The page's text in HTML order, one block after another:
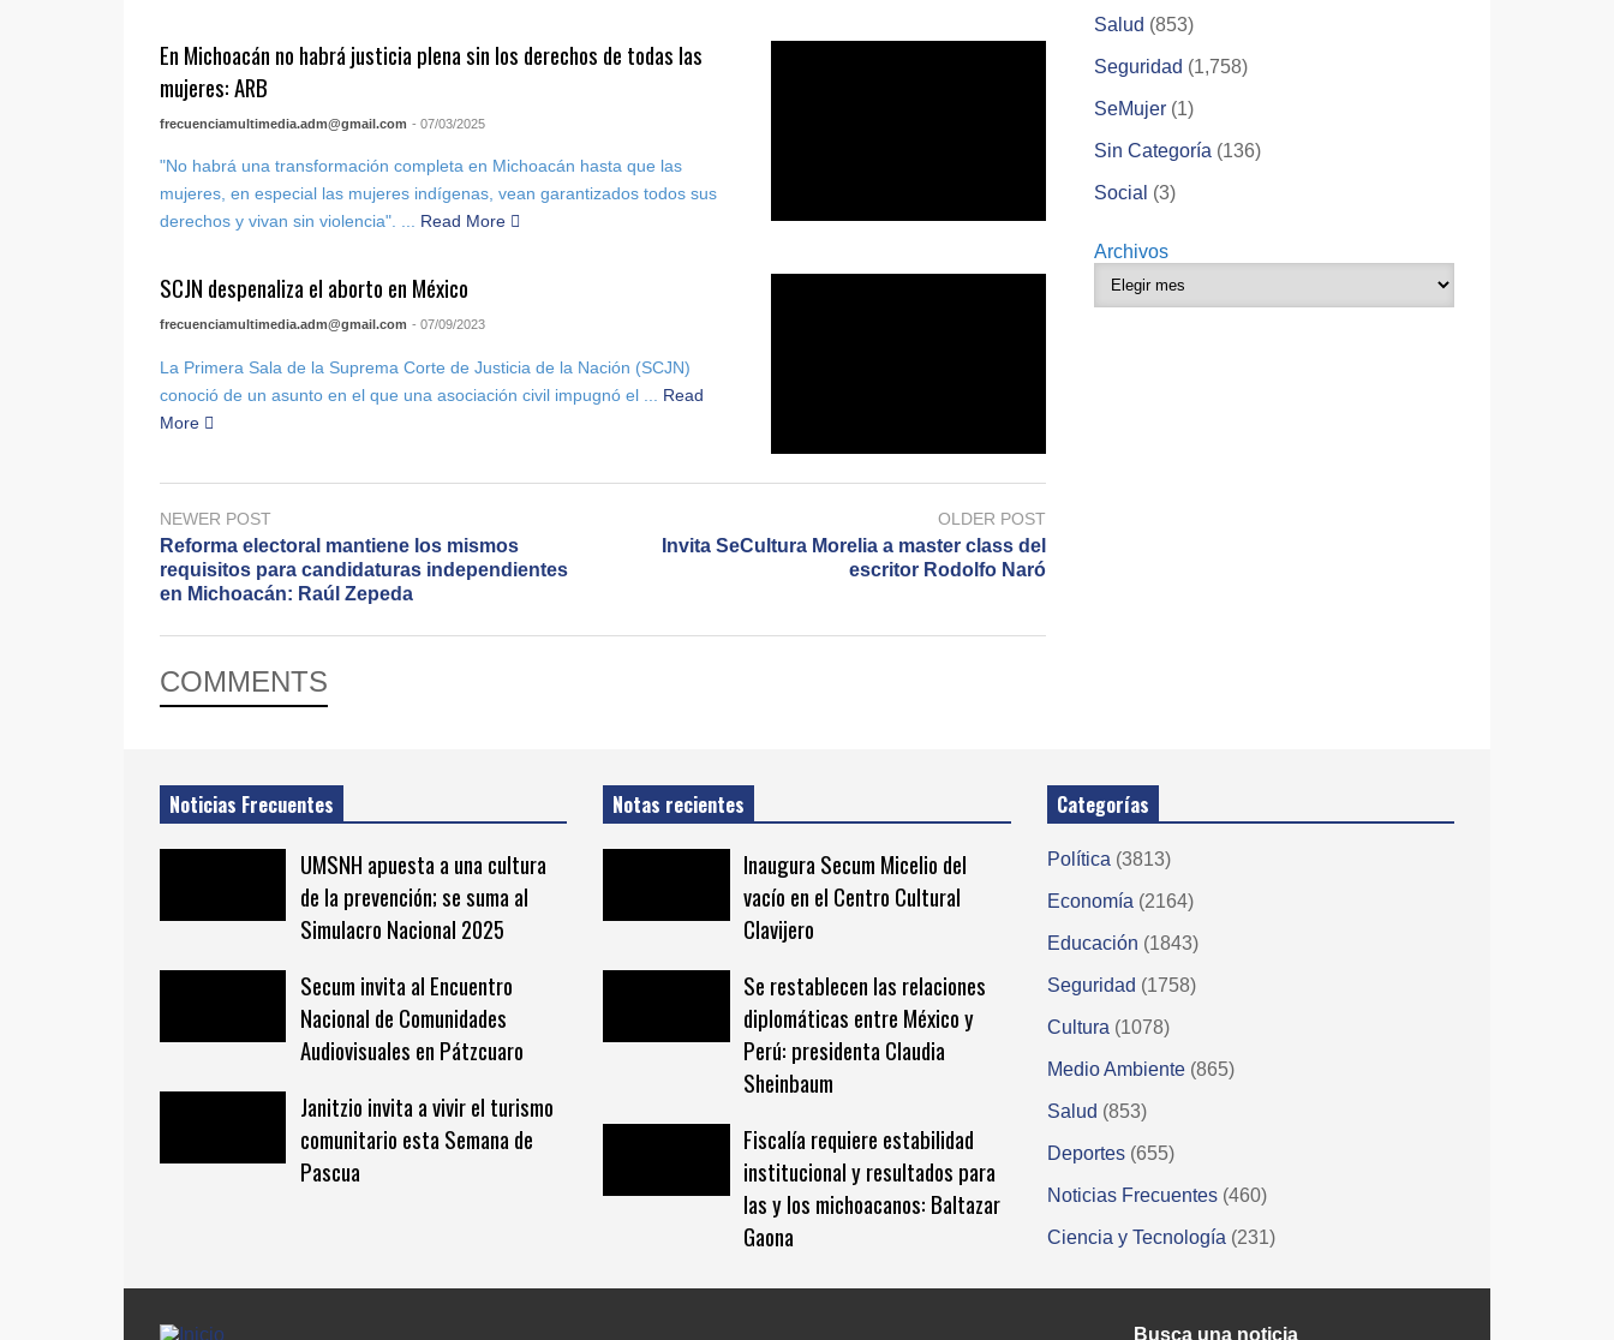
En Michoacán no habrá justicia plena sin los derechos de todas las
mujeres: ARB
frecuenciamultimedia.adm@gmail.com - 07/03/2025
"No habrá una transformación completa en Michoacán hasta que las
mujeres, en especial las mujeres indígenas, vean garantizados todos sus
derechos y vivan sin violencia". ... Read More
SCJN despenaliza el aborto en México
frecuenciamultimedia.adm@gmail.com - 07/09/2023
La Primera Sala de la Suprema Corte de Justicia de la Nación (SCJN)
conoció de un asunto en el que una asociación civil impugnó el ...
Read
More
NEWER POST
Reforma electoral mantiene los mismos
requisitos para candidaturas independientes
en Michoacán: Raúl Zepeda
OLDER POST
Invita SeCultura Morelia a master class del
escritor Rodolfo Naró
COMMENTS
Salud (853)
Seguridad (1,758)
SeMujer (1)
Sin Categoría (136)
Social (3)
Archivos
Noticias Frecuentes
UMSNH apuesta a una cultura
de la prevención; se suma al
Simulacro Nacional 2025
Secum invita al Encuentro
Nacional de Comunidades
Audiovisuales en Pátzcuaro
Janitzio invita a vivir el turismo
comunitario esta Semana de
Pascua
Notas recientes
Inaugura Secum Micelio del
vacío en el Centro Cultural
Clavijero
Se restablecen las relaciones
diplomáticas entre México y
Perú: presidenta Claudia
Sheinbaum
Fiscalía requiere estabilidad
institucional y resultados para
las y los michoacanos: Baltazar
Gaona
Categorías
Política (3813)
Economía (2164)
Educación (1843)
Seguridad (1758)
Cultura (1078)
Medio Ambiente (865)
Salud (853)
Deportes (655)
Noticias Frecuentes (460)
Ciencia y Tecnología (231)
Busca una noticia